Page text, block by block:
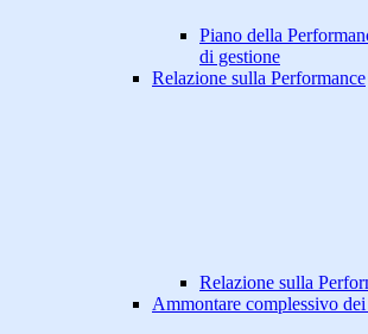
Piano della
di gestione
Relazione sulla Performance
Relazione sulla
Ammontare complessivo